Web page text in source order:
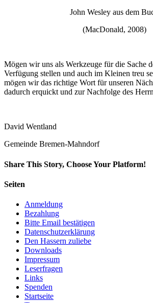
John Wesley aus dem
(MacDonald, 2008)
Mögen wir uns als Werkzeuge für die Sache
Verfügung stellen und auch im Kleinen treu
mögen wir das richtige Wort für unseren
dadurch erquickt und zur Nachfolge des
David Wentland
Gemeinde Bremen-Mahndorf
Share This Story, Choose Your Platform!
Facebook
Twitter
LinkedIn
Reddit
Whatsapp
Google+
Tumblr
Pinterest
Vk
Email
Seiten
Anmeldung
Bezahlung
Bitte Email bestätigen
Datenschutzerklärung
Den Hassern zuliebe
Downloads
Impressum
Leserfragen
Links
Spenden
Startseite